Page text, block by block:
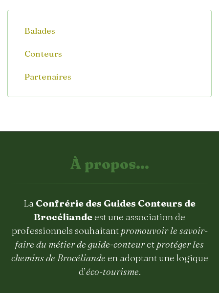
Balades
Conteurs
Partenaires
À propos...
La Confrérie des Guides Conteurs de
Brocéliandeest une association de
professionnels souhaitant promouvoir le savoir-
faire du métier de guide-conteuret protéger les
chemins de Brocéliande en adoptant une logique
d’éco-tourisme.